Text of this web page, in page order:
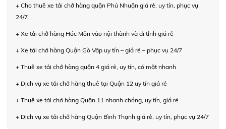
+ Cho thuê xe tải chở hàng quận Phú Nhuận giá rẻ, uy tín, phục vụ
24/7
+ Xe tải chở hàng Hóc Môn vào nội thành và đi tỉnh giá rẻ
+ Xe tải chở hàng Quận Gò Vấp uy tín – giá rẻ – phục vụ 24/7
+ Thuê xe tải chở hàng quận 4 giá rẻ, uy tín, có mặt nhanh
+ Dịch vụ xe tải chở hàng thuê tại Quận 12 uy tín giá rẻ
+ Thuê xe tải chở hàng Quận 11 nhanh chóng, uy tín, giá rẻ
+ Dịch vụ xe tải chở hàng Quận Bình Thạnh giá rẻ, uy tín, phục vụ 24/7